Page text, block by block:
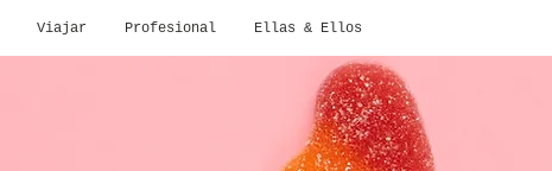
Viajar Profesional Ellas & Ellos